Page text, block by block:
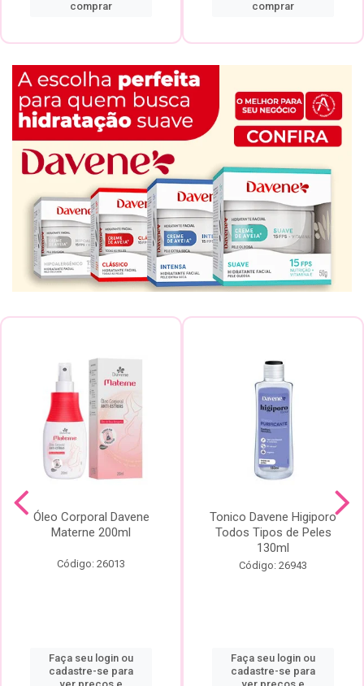
comprar
comprar
Óleo Corporal Davene
Materne 200ml
Código: 26013
Faça seu login ou
cadastre-se para
Tonico Davene Higiporo
Todos Tipos de Peles
130ml
Código: 26943
Faça seu login ou
cadastre-se para